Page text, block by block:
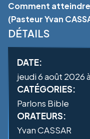
Comment
(Pasteur Yvan
DÉTAILS
DATE:
jeudi 6 août 2026
CATÉGORIES:
Parlons Bible
ORATEURS:
Yvan CASSAR